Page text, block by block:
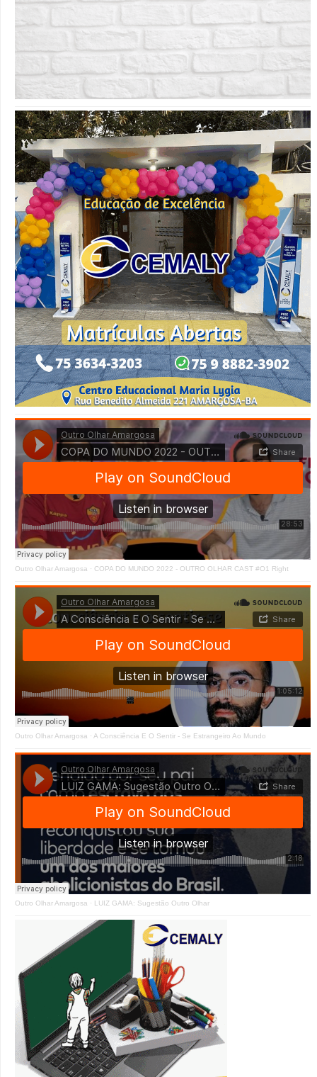
Outro Olhar Amargosa · COPA DO MUNDO 2022 - OUTRO OLHAR CAST #O1 Right
Outro Olhar Amargosa · A Consciência E O Sentir - Se Estrangeiro Ao Mundo
Outro Olhar Amargosa · LUIZ GAMA: Sugestão Outro Olhar